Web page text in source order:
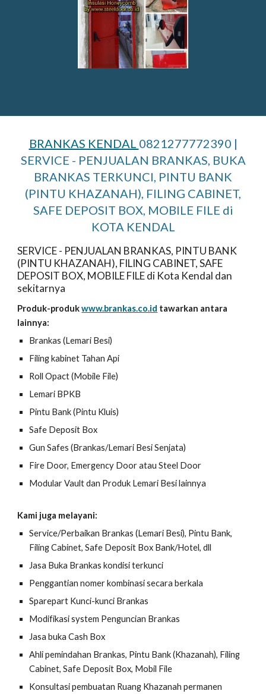
BRANKAS KENDAL 0821277772390 |
SERVICE - PENJUALAN BRANKAS, BUKA
BRANKAS TERKUNCI, PINTU BANK
(PINTU KHAZANAH), FILING CABINET,
SAFE DEPOSIT BOX, MOBILE FILE di
KOTA KENDAL
SERVICE - PENJUALAN BRANKAS, PINTU BANK
(PINTU KHAZANAH), FILING CABINET, SAFE
DEPOSIT BOX, MOBILE FILE di Kota Kendal dan
sekitarnya
Produk-produkwww.brankas.co.id tawarkan antara
lainnya:
Brankas (Lemari Besi)
Filing kabinet Tahan Api
Roll Opact (Mobile File)
Lemari BPKB
Pintu Bank (Pintu Kluis)
Safe Deposit Box
Gun Safes (Brankas/Lemari Besi Senjata)
Fire Door, Emergency Door atau Steel Door
Modular Vault dan Produk Lemari Besi lainnya
Kami juga melayani:
Service/Perbaikan Brankas (Lemari Besi), Pintu Bank,
Filing Cabinet, Safe Deposit Box Bank/Hotel, dll
Jasa Buka Brankas kondisi terkunci
Penggantian nomer kombinasi secara berkala
Sparepart Kunci-kunci Brankas
Modifikasi system Penguncian Brankas
Jasa buka Cash Box
Ahli pemindahan Brankas, Pintu Bank (Khazanah), Filing
Cabinet, Safe Deposit Box, Mobil File
Konsultasi pembuatan Ruang Khazanah permanen